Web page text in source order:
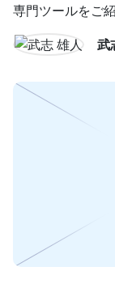
専門ツールをご
武